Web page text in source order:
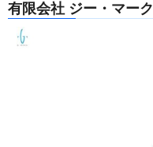
有限会社 ジー・マーク